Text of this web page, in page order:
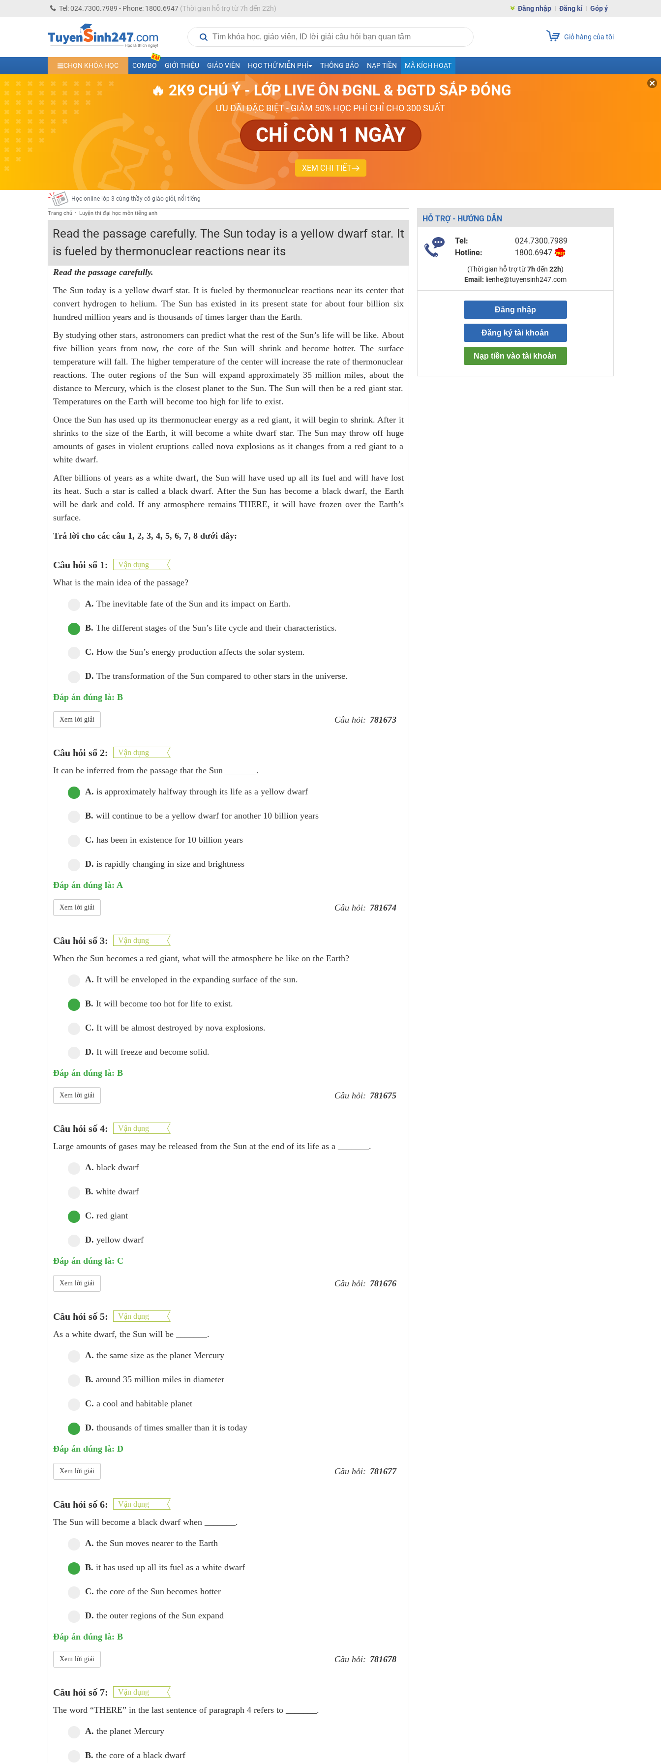
Tel: 024.7300.7989 - Phone: 1800.6947(Thời gian hỗ trợ từ 7h đến 22h) Đăng nhập Đăng kí Góp ý
Giỏ hàng của tôi
CHỌN KHÓA HỌC COMBO GIỚI THIỆU GIÁO VIÊN HỌC THỬ MIỄN PHÍ THÔNG BÁO NẠP TIỀN MÃ KÍCH HOẠT
🔥 2K9 CHÚ Ý - LỚP LIVE ÔN ĐGNL & ĐGTD SẮP ĐÓNG
ƯU ĐÃI ĐẶC BIỆT - GIẢM 50% HỌC PHÍ CHỈ CHO 300 SUẤT
CHỈ CÒN 1 NGÀY
XEM CHI TIẾT
Học trực tuyến lớp 10 các môn Toán - Lý - Hóa - Văn - Anh- Sinh-Sử-Địa cùng Thầy Cô giỏi, nổi tiếng
Học online trực tuyến cấp Tiểu học và THCS năm học 2026-2027
Học online lớp 5 cùng thầy cô giáo giỏi, nổi tiếng
Học online lớp 7 cùng thầy cô giáo giỏi
Học online lớp 6 cùng thầy cô giỏi, nổi tiếng
Học online lớp 8 cùng thầy cô giáo giỏi
2K13! Bứt Phá Lớp 5 Năm Học 2023 - 2024
Học online lớp 4 cùng thầy cô giáo giỏi, nổi tiếng
Học online lớp 3 cùng thầy cô giáo giỏi, nổi tiếng
Học online lớp 2 với thầy cô giáo giỏi, nổi tiếng
Hot! Lễ hội đồng giá 449K - 499K toàn bộ khoá học tại Tuyensinh247 (Từ 16-18/07/2025)
Khuyến Mãi Khoá Học 1K Chỉ Từ 11-13/09/2024
Đồng giá khóa học 499K - 399K (13/11-15/11)
Khai giảng khóa Ngữ văn 7 - xây nền vững chắc cho tương lai!
Luyện thi vào lớp 10 môn Toán, Văn, Hóa, Anh, Lý với giáo viên giỏi và nổi tiếng
Trang chủ Luyện thi đại học môn tiếng anh
Read the passage carefully. The Sun today is a yellow dwarf star. It
is fueled by thermonuclear reactions near its
Read the passage carefully.
The Sun today is a yellow dwarf star. It is fueled by thermonuclear reactions near its center that
convert hydrogen to helium. The Sun has existed in its present state for about four billion six
hundred million years and is thousands of times larger than the Earth.
By studying other stars, astronomers can predict what the rest of the Sun’s life will be like. About
five billion years from now, the core of the Sun will shrink and become hotter. The surface
temperature will fall. The higher temperature of the center will increase the rate of thermonuclear
reactions. The outer regions of the Sun will expand approximately 35 million miles, about the
distance to Mercury, which is the closest planet to the Sun. The Sun will then be a red giant star.
Temperatures on the Earth will become too high for life to exist.
Once the Sun has used up its thermonuclear energy as a red giant, it will begin to shrink. After it
shrinks to the size of the Earth, it will become a white dwarf star. The Sun may throw off huge
amounts of gases in violent eruptions called nova explosions as it changes from a red giant to a
white dwarf.
After billions of years as a white dwarf, the Sun will have used up all its fuel and will have lost
its heat. Such a star is called a black dwarf. After the Sun has become a black dwarf, the Earth
will be dark and cold. If any atmosphere remains THERE, it will have frozen over the Earth’s
surface.
Trả lời cho các câu 1, 2, 3, 4, 5, 6, 7, 8 dưới đây:
Câu hỏi số 1: Vận dụng
What is the main idea of the passage?
A. The inevitable fate of the Sun and its impact on Earth.
B. The different stages of the Sun’s life cycle and their characteristics.
C. How the Sun’s energy production affects the solar system.
D. The transformation of the Sun compared to other stars in the universe.
Đáp án đúng là: B
Xem lời giải Câu hỏi: 781673
Câu hỏi số 2: Vận dụng
It can be inferred from the passage that the Sun _______.
A. is approximately halfway through its life as a yellow dwarf
B. will continue to be a yellow dwarf for another 10 billion years
C. has been in existence for 10 billion years
D. is rapidly changing in size and brightness
Đáp án đúng là: A
Xem lời giải Câu hỏi: 781674
Câu hỏi số 3: Vận dụng
When the Sun becomes a red giant, what will the atmosphere be like on the Earth?
A. It will be enveloped in the expanding surface of the sun.
B. It will become too hot for life to exist.
C. It will be almost destroyed by nova explosions.
D. It will freeze and become solid.
Đáp án đúng là: B
Xem lời giải Câu hỏi: 781675
Câu hỏi số 4: Vận dụng
Large amounts of gases may be released from the Sun at the end of its life as a _______.
A. black dwarf
B. white dwarf
C. red giant
D. yellow dwarf
Đáp án đúng là: C
Xem lời giải Câu hỏi: 781676
Câu hỏi số 5: Vận dụng
As a white dwarf, the Sun will be _______.
A. the same size as the planet Mercury
B. around 35 million miles in diameter
C. a cool and habitable planet
D. thousands of times smaller than it is today
Đáp án đúng là: D
Xem lời giải Câu hỏi: 781677
Câu hỏi số 6: Vận dụng
The Sun will become a black dwarf when _______.
A. the Sun moves nearer to the Earth
B. it has used up all its fuel as a white dwarf
C. the core of the Sun becomes hotter
D. the outer regions of the Sun expand
Đáp án đúng là: B
Xem lời giải Câu hỏi: 781678
Câu hỏi số 7: Vận dụng
The word “THERE” in the last sentence of paragraph 4 refers to _______.
A. the planet Mercury
B. the core of a black dwarf
HỖ TRỢ - HƯỚNG DẪN
Tel:
024.7300.7989
Hotline:
1800.6947
(Thời gian hỗ trợ từ7h đến 22h)
Email: lienhe@tuyensinh247.com
Đăng nhập
Đăng ký tài khoản
Nạp tiền vào tài khoản